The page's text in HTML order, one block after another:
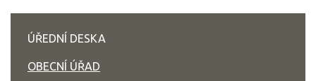
ÚŘEDNÍ DESKA
OBECNÍ ÚŘAD